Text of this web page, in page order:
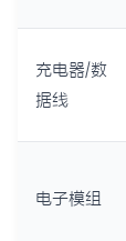
充电器/数
据线
电子模组